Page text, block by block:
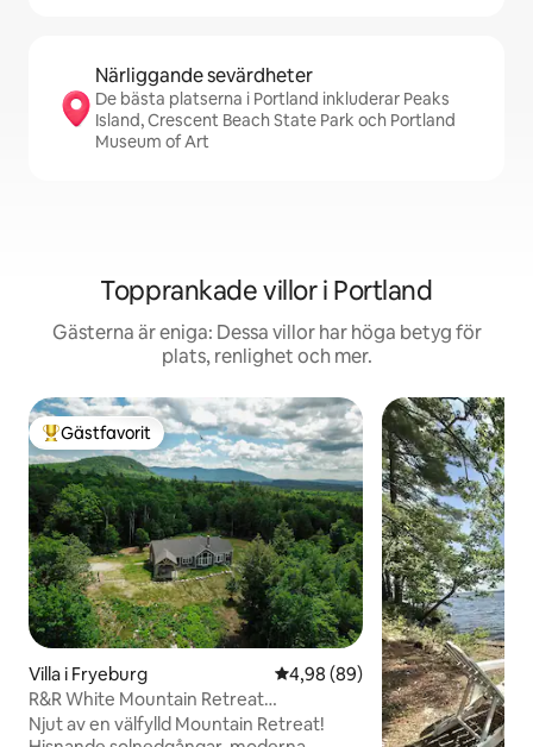
Närliggande sevärdheter
De bästa platserna i Portland inkluderar Peaks
Island, Crescent Beach State Park och Portland
Museum of Art
Topprankade villor i Portland
Gästerna är eniga: Dessa villor har höga betyg för
plats, renlighet och mer.
Populär gästfavorit
Gästfavorit
Villa i Fryeburg 4,98 av 5 i genomsnittligt
4,98 (89)
R&R White Mountain Retreat
(Bergsutsikt!)
Njut av en välfylld Mountain Retreat!